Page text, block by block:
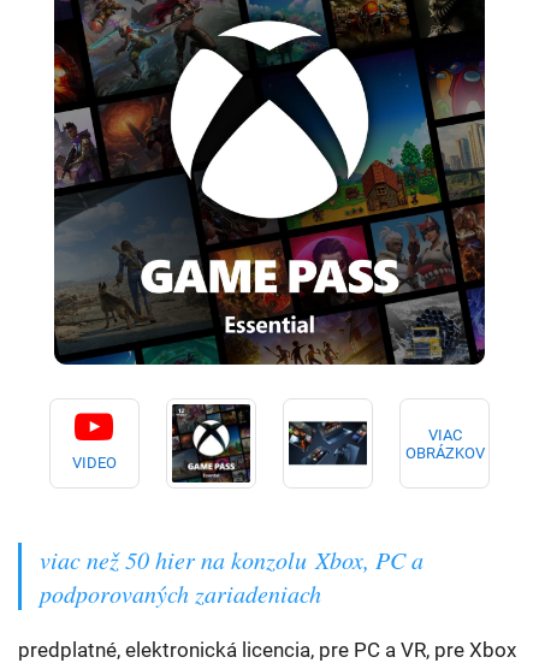
VIDEO
VIAC
OBRÁZKOV
viac než 50 hier na konzolu Xbox, PC a
podporovaných zariadeniach
predplatné, elektronická licencia, pre PC a VR, pre Xbox